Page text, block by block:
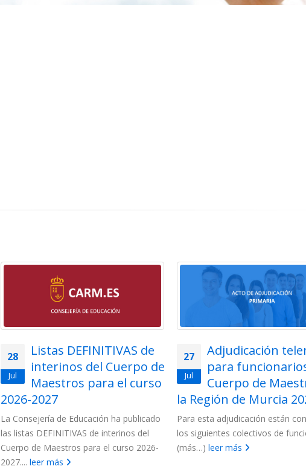
28
Jul
Listas DEFINITIVAS de
interinos del Cuerpo de
Maestros para el curso
2026-2027
La Consejería de Educación ha publicado
las listas DEFINITIVAS de interinos del
Cuerpo de Maestros para el curso 2026-
2027.... leer más
27
Jul
Adjudicación
para
Cuerpo de
la Región de Murcia
Para esta adjudicación están
los siguientes colectivos de
(más…) leer más